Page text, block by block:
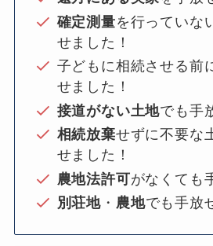
確定測量を行っていな
せました！
子どもに相続させる前
せました！
接道がない土地でも手
相続放棄せずに不要な
せました！
農地法許可がなくても
別荘地 ・ 農地でも手放